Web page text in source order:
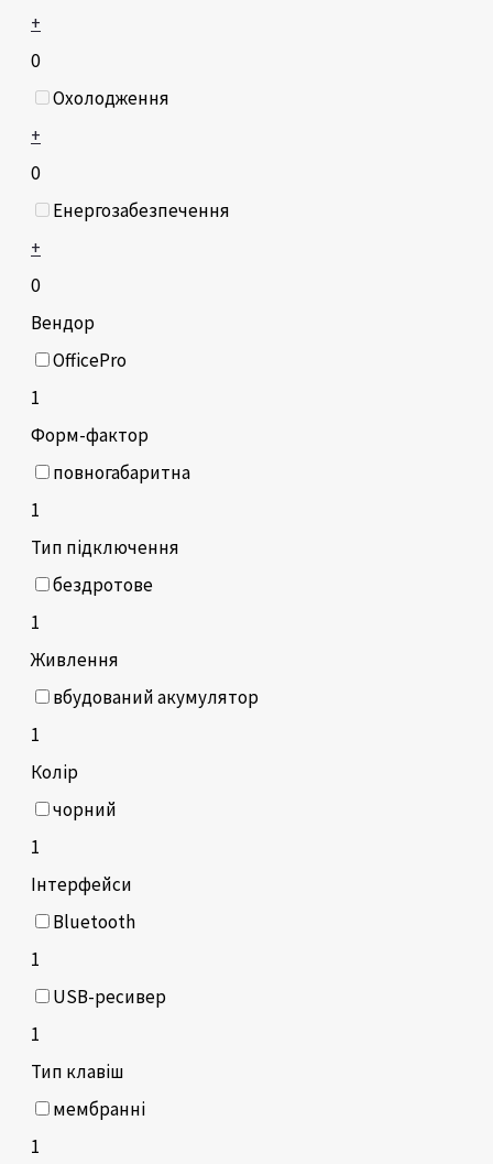
+
0
Охолодження
+
0
Енергозабезпечення
+
0
Вендор
OfficePro
1
Форм-фактор
повногабаритна
1
Тип підключення
бездротове
1
Живлення
вбудований акумулятор
1
Колір
чорний
1
Інтерфейси
Bluetooth
1
USB-ресивер
1
Тип клавіш
мембранні
1